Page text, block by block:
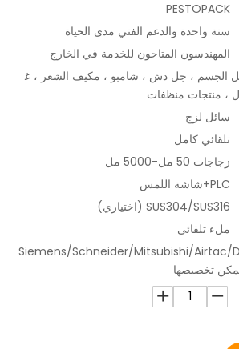
PESTOPACK
سنة واحدة والدعم الفني مدى الحياة
المهندسون المتاحون للخدمة في الخارج
الجسم ، جل دش ، شامبو ، مكيف الشعر ، غ
، منتجات منظفات
سائل لزج
تلقائي كامل
زجاجات 50 مل-5000 مل
PLC+شاشة اللمس
SUS304/SUS316 (اختياري)
ملء تلقائي
Siemens/Schneider/Mitsubishi/Airtac/